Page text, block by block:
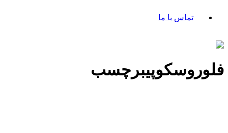
تماس با ما
فلوروسکوپیبرچسب